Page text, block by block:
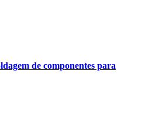
de componentes para